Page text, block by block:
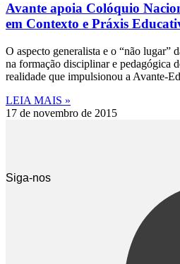
Avante apoia Colóquio
em Contexto e Práxis
O aspecto generalista e o “não lugar”
na formação disciplinar e pedagógica
realidade que impulsionou a Avante-
LEIA MAIS »
17 de novembro de 2015
Siga-nos